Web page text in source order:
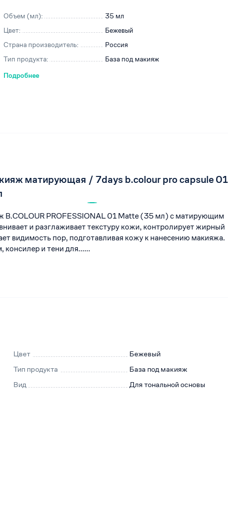
Объем (мл):
35 мл
Цвет:
Бежевый
Страна производитель:
Россия
Тип продукта:
База под макияж
Подробнее
матирующая / 7days b.colour pro capsule 01
B.COLOUR PROFESSIONAL 01 Matte (35 мл) с матирующим
и разглаживает текстуру кожи, контролирует жирный
видимость пор, подготавливая кожу к нанесению макияжа.
консилер и тени для......
Цвет
Бежевый
Тип продукта
База под макияж
Вид Для тональной основы